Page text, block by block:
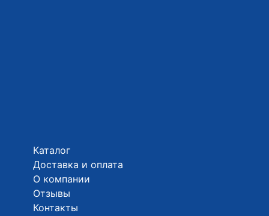
Каталог
Доставка и оплата
О компании
Отзывы
Контакты